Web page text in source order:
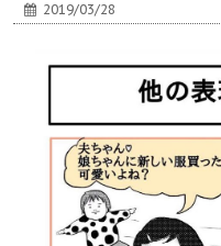
2019/03/28